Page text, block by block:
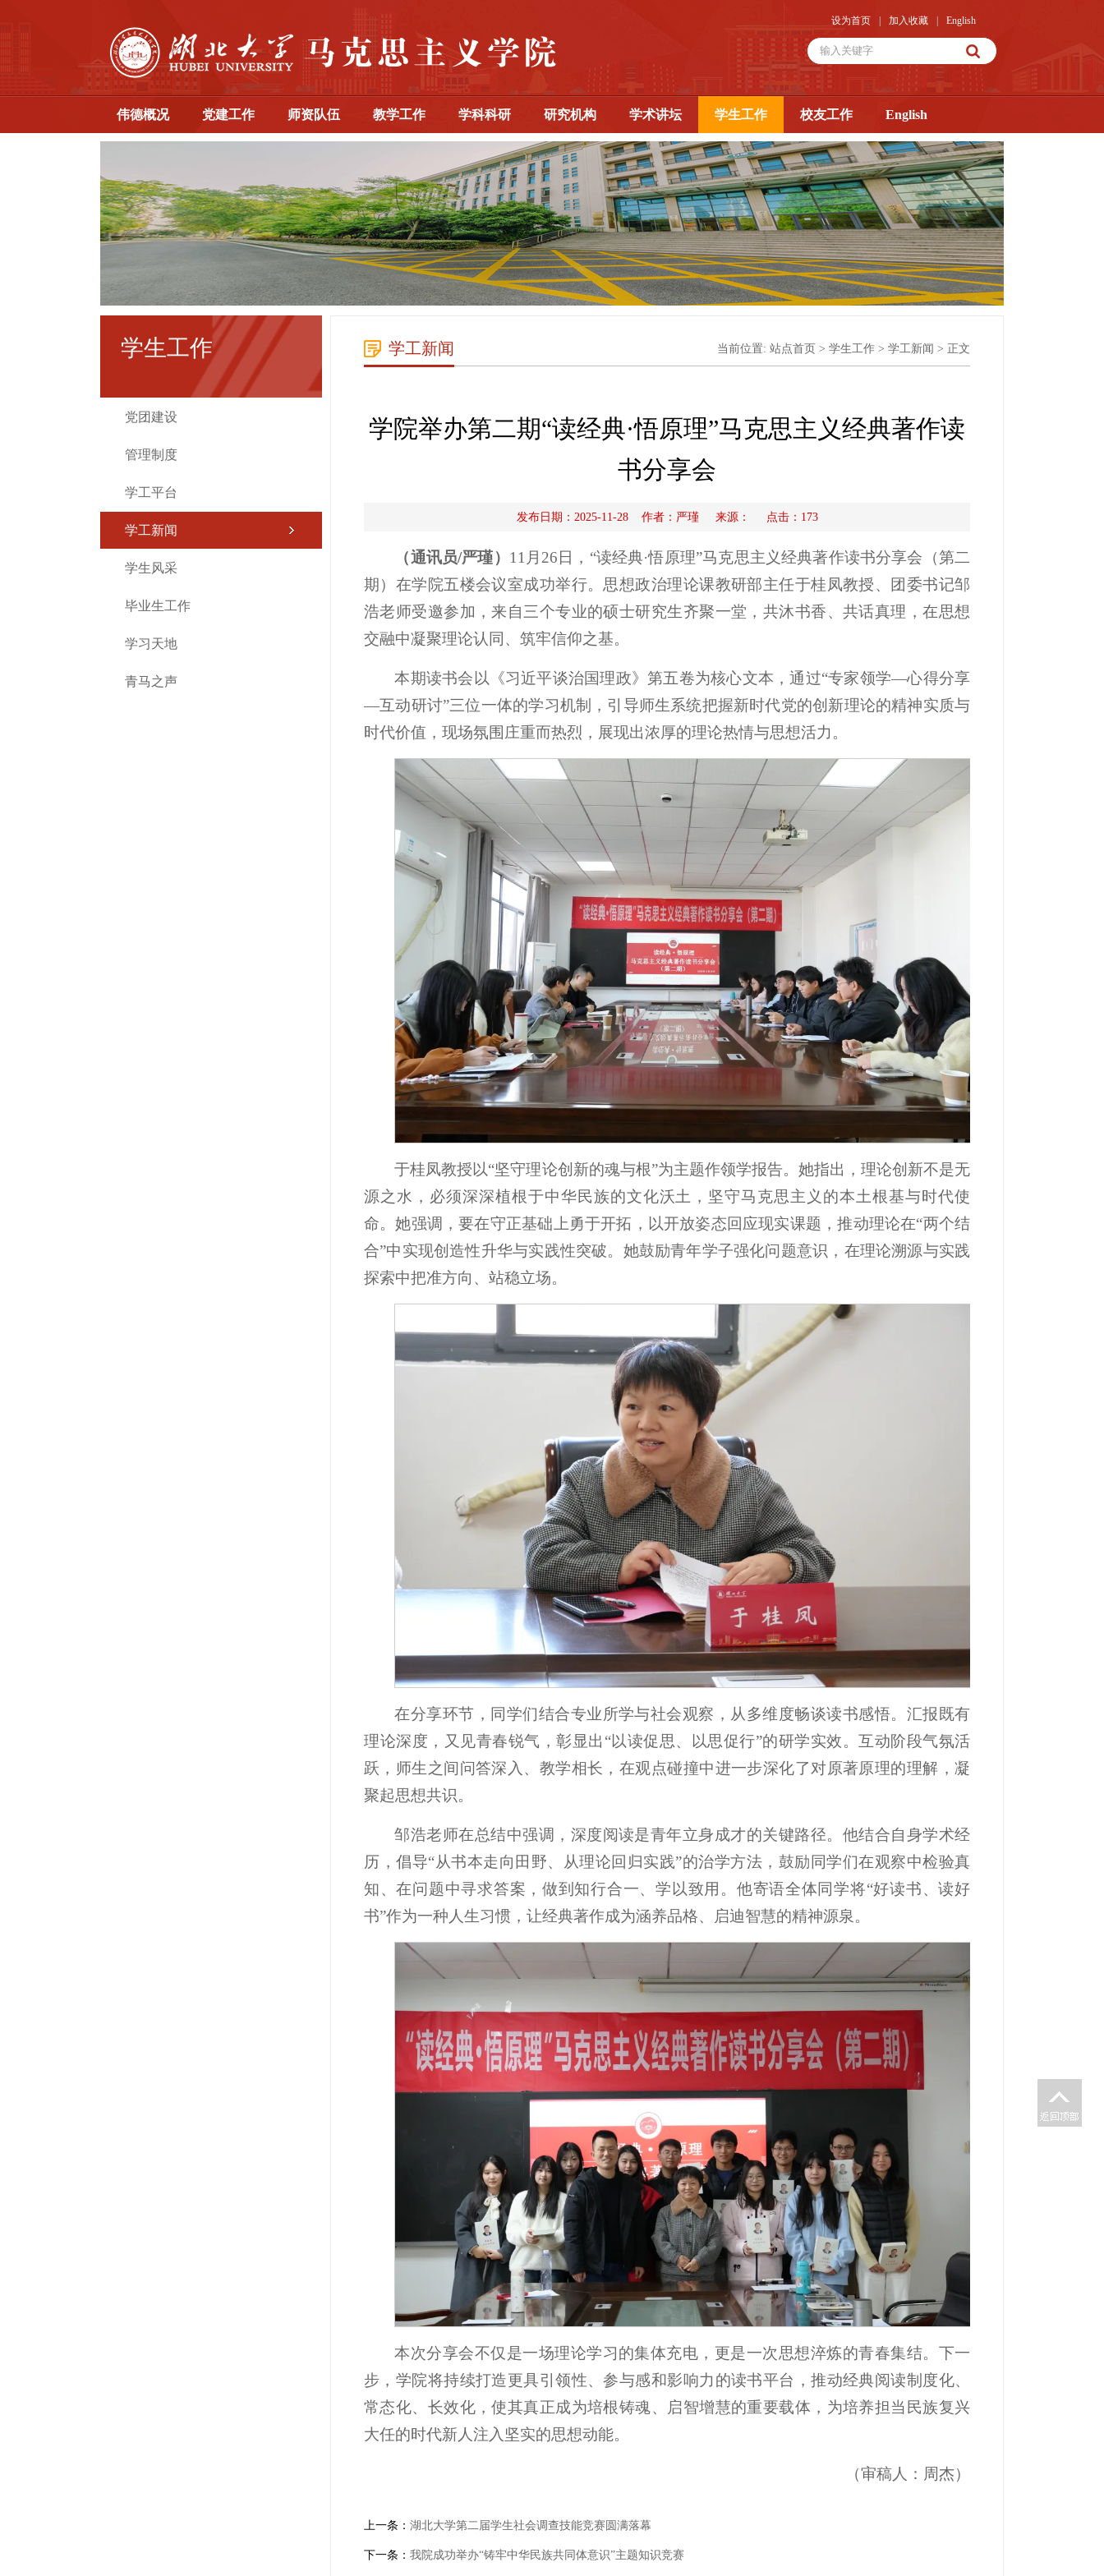
设为首页 加入收藏 English
伟德概况 党建工作 师资队伍 教学工作 学科科研 研究机构 学术讲坛 学生工作 校友工作 English
学生工作
党团建设
管理制度
学工平台
学工新闻
学生风采
毕业生工作
学习天地
青马之声
学工新闻 当前位置: 站点首页 > 学生工作 > 学工新闻 > 正文
学院举办第二期“读经典·悟原理”马克思主义经典著作读
书分享会
发布日期：2025-11-28 作者：严瑾 来源： 点击： 173
（通讯员/严瑾） 11月26日，“读经典·悟原理”马克思主义经典著作读书分享会（第二
期）在学院五楼会议室成功举行。思想政治理论课教研部主任于桂凤教授、团委书记邹
浩老师受邀参加，来自三个专业的硕士研究生齐聚一堂，共沐书香、共话真理，在思想
交融中凝聚理论认同、筑牢信仰之基。
本期读书会以《习近平谈治国理政》第五卷为核心文本，通过“专家领学—心得分享
—互动研讨”三位一体的学习机制，引导师生系统把握新时代党的创新理论的精神实质与
时代价值，现场氛围庄重而热烈，展现出浓厚的理论热情与思想活力。
于桂凤教授以“坚守理论创新的魂与根”为主题作领学报告。她指出，理论创新不是无
源之水，必须深深植根于中华民族的文化沃土，坚守马克思主义的本土根基与时代使
命。她强调，要在守正基础上勇于开拓，以开放姿态回应现实课题，推动理论在“两个结
合”中实现创造性升华与实践性突破。她鼓励青年学子强化问题意识，在理论溯源与实践
探索中把准方向、站稳立场。
在分享环节，同学们结合专业所学与社会观察，从多维度畅谈读书感悟。汇报既有
理论深度，又见青春锐气，彰显出“以读促思、以思促行”的研学实效。互动阶段气氛活
跃，师生之间问答深入、教学相长，在观点碰撞中进一步深化了对原著原理的理解，凝
聚起思想共识。
邹浩老师在总结中强调，深度阅读是青年立身成才的关键路径。他结合自身学术经
历，倡导“从书本走向田野、从理论回归实践”的治学方法，鼓励同学们在观察中检验真
知、在问题中寻求答案，做到知行合一、学以致用。他寄语全体同学将“好读书、读好
书”作为一种人生习惯，让经典著作成为涵养品格、启迪智慧的精神源泉。
本次分享会不仅是一场理论学习的集体充电，更是一次思想淬炼的青春集结。下一
步，学院将持续打造更具引领性、参与感和影响力的读书平台，推动经典阅读制度化、
常态化、长效化，使其真正成为培根铸魂、启智增慧的重要载体，为培养担当民族复兴
大任的时代新人注入坚实的思想动能。
（审稿人：周杰）
上一条： 湖北大学第二届学生社会调查技能竞赛圆满落幕
下一条： 我院成功举办“铸牢中华民族共同体意识”主题知识竞赛